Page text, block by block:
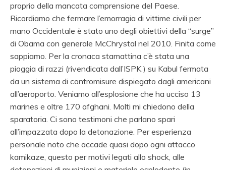
proprio della mancata comprensione del Paese.
Ricordiamo che fermare l’emorragia di vittime civili per
mano Occidentale è stato uno degli obiettivi della “surge”
di Obama con generale McChrystal nel 2010. Finita come
sappiamo. Per la cronaca stamattina c’è stata una
pioggia di razzi (rivendicata dall’ISPK ) su Kabul fermata
da un sistema di contromisure dispiegato dagli americani
all’aeroporto. Veniamo all’esplosione che ha ucciso 13
marines e oltre 170 afghani. Molti mi chiedono della
sparatoria. Ci sono testimoni che parlano spari
all’impazzata dopo la detonazione. Per esperienza
personale noto che accade quasi dopo ogni attacco
kamikaze, questo per motivi legati allo shock, alle